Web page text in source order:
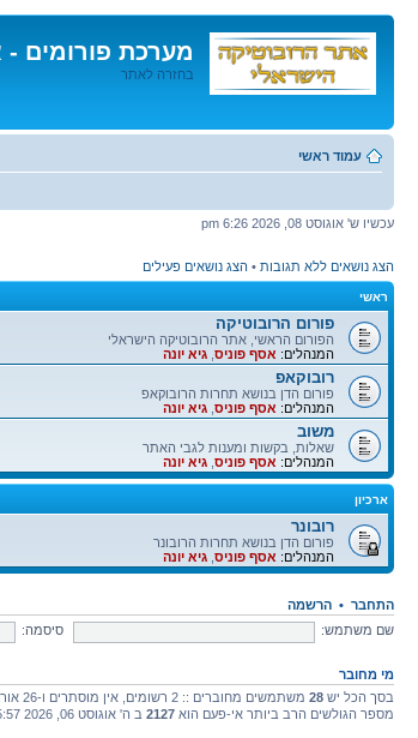
מערכת פורומים
בחזרה לאתר
לתוכן
עמוד ראשי
עכשיו ש' אוגוסט 08, 2026 6:26 pm
הצג נושאים ללא תגובות • הצג נושאים פעילים
ראשי
פורום הרובוטיקה
הפורום הראשי, אתר הרובוטיקה הישראלי
המנהלים: אסף פוניס גיא יונה
רובוקאפ
פורום הדן בנושא תחרות הרובוקאפ
המנהלים: אסף פוניס גיא יונה
משוב
שאלות, בקשות ומענות לגבי האתר
המנהלים: אסף פוניס גיא יונה
ארכיון
רובונר
פורום הדן בנושא תחרות הרובונר
המנהלים: אסף פוניס גיא יונה
התחבר • הרשמה
שם משתמש:
סיסמה:
מי מחובר
בסך הכל יש 28 משתמשים מחוברים :: 2 רשומים, אין מוסתרים ו-26 אורחים (מבוסס על משתמשים פעילים ב-5 הדקות האחרונות)
מספר הגולשים הרב ביותר אי-פעם הוא 2127 ב ה' אוגוסט 06, 2026 5:57 pm